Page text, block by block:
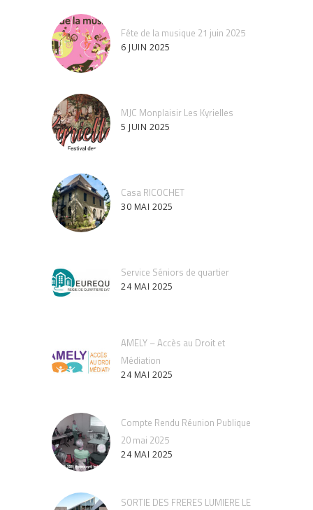
Fête de la musique 21 juin 2025
6 JUIN 2025
MJC Monplaisir Les Kyrielles
5 JUIN 2025
Casa RICOCHET
30 MAI 2025
Service Séniors de quartier
24 MAI 2025
AMELY – Accès au Droit et
Médiation
24 MAI 2025
Compte Rendu Réunion Publique
20 mai 2025
24 MAI 2025
SORTIE DES FRERES LUMIERE LE